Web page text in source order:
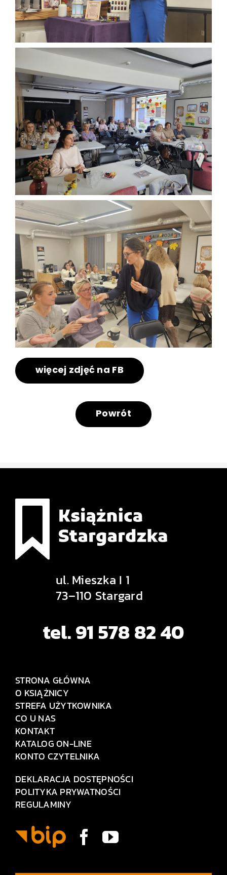
więcej zdjęć na FB
Powrót
ul. Mieszka I 1
73–110 Stargard
tel. 91 578 82 40
STRONA GŁÓWNA
O KSIĄŻNICY
STREFA UŻYTKOWNIKA
CO U NAS
KONTAKT
KATALOG ON-LINE
KONTO CZYTELNIKA
DEKLARACJA DOSTĘPNOŚCI
POLITYKA PRYWATNOŚCI
REGULAMINY